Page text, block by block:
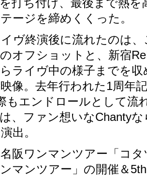
打ち付け、最後まで熱を
ージを締めくくった。
ヴ終演後に流れたのは
オフショットと、新宿
ライヴ中の様子までを
像。去年行われた1周年
もエンドロールとして流
、ファン想いなChanty
出。
阪ワンマンツアー「コ
マンツアー」の開催＆